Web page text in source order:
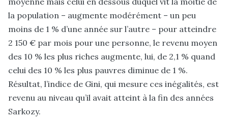
la population – augmente modérément – un peu
moins de 1 % d’une année sur l’autre – pour atteindre
2 150 € par mois pour une personne, le revenu moyen
des 10 % les plus riches augmente, lui, de 2,1 % quand
celui des 10 % les plus pauvres diminue de 1 %.
Résultat, l’indice de Gini, qui mesure ces inégalités, est
revenu au niveau qu’il avait atteint à la fin des années
Sarkozy.